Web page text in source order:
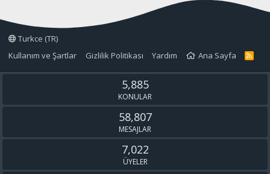
Turkce (TR)
Kullanım ve Şartlar
Gizlilik Politikası Yardım Ana Sayfa
R
S
5,885
KONULAR
58,807
MESAJLAR
7,022
ÜYELER